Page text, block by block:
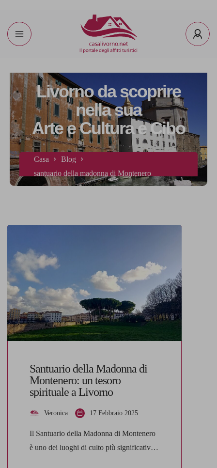
Livorno da scoprire
nella sua
Arte e Cultura e Cibo
Casa
Blog
santuario della madonna di Montenero
Santuario della Madonna di
Montenero: un tesoro
spirituale a Livorno
Veronica 17 Febbraio 2025
Il Santuario della Madonna di Montenero
è uno dei luoghi di culto più significativi e